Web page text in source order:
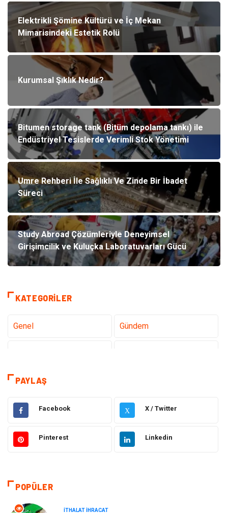
Elektrikli Şömine Kültürü ve İç Mekan
Mimarisindeki Estetik Rolü
Kurumsal Şıklık Nedir?
Bitumen storage tank (Bitüm depolama tankı) ile
Endüstriyel Tesislerde Verimli Stok Yönetimi
Umre Rehberi İle Sağlıklı Ve Zinde Bir İbadet
Süreci
Study Abroad Çözümleriyle Deneyimsel
Girişimcilik ve Kuluçka Laboratuvarları Gücü
KATEGORILER
Genel Gündem
Tanıtıcı Reklam
Gıda Elektrik Elektronik
Eğitim & Kariyer Hukuk
Ulaşım ve Taşımacılık
Bilgisayar ve Yazılım
PAYLAŞ
Facebook X X / Twitter
Pinterest Linkedin
POPÜLER
İTHALAT İHRACAT